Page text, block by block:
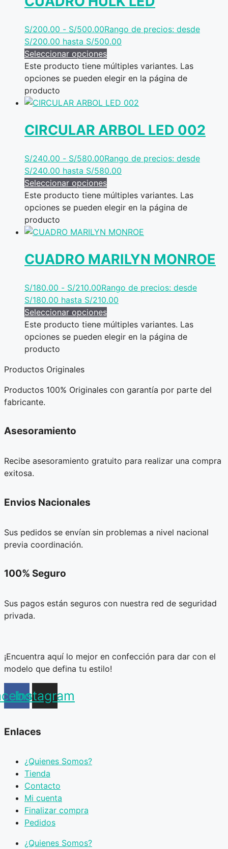
S/200.00 - S/500.00Rango de precios: desde
S/200.00 hasta S/500.00
Seleccionar opciones
Este producto tiene múltiples variantes. Las
opciones se pueden elegir en la página de
producto
CIRCULAR ARBOL LED 002
S/240.00 - S/580.00Rango de precios: desde
S/240.00 hasta S/580.00
Seleccionar opciones
Este producto tiene múltiples variantes. Las
opciones se pueden elegir en la página de
producto
CUADRO MARILYN MONROE
S/180.00 - S/210.00Rango de precios: desde
S/180.00 hasta S/210.00
Seleccionar opciones
Este producto tiene múltiples variantes. Las
opciones se pueden elegir en la página de
producto
Productos Originales
Productos 100% Originales con garantía por parte del
fabricante.
Asesoramiento
Recibe asesoramiento gratuito para realizar una compra
exitosa.
Envios Nacionales
Sus pedidos se envían sin problemas a nivel nacional
previa coordinación.
100% Seguro
Sus pagos están seguros con nuestra red de seguridad
privada.
¡Encuentra aquí lo mejor en confección para dar con el
modelo que defina tu estilo!
Instagram
Enlaces
¿Quienes Somos?
Tienda
Contacto
Mi cuenta
Finalizar compra
Pedidos
¿Quienes Somos?